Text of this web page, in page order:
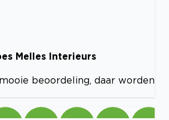
Melles Interieurs
beoordeling, daar worden